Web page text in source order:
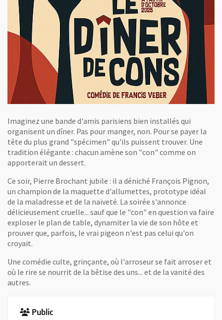
Imaginez une bande d'amis parisiens bien installés qui
organisent un dîner. Pas pour manger, non. Pour se payer la
tête du plus grand "spécimen" qu'ils puissent trouver. Une
tradition élégante : chacun amène son "con" comme on
apporterait un dessert.
Ce soir, Pierre Brochant jubile : il a déniché François Pignon,
un champion de la maquette d'allumettes, prototype idéal
de la maladresse et de la naïveté. La soirée s'annonce
délicieusement cruelle... sauf que le "con" en question va faire
exploser le plan de table, dynamiter la vie de son hôte et
prouver que, parfois, le vrai pigeon n'est pas celui qu'on
croyait.
Une comédie culte, grinçante, où l'arroseur se fait arroser et
où le rire se nourrit de la bêtise des uns... et de la vanité des
autres.
Public